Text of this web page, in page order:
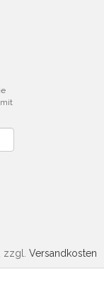
zzgl. Versandkosten